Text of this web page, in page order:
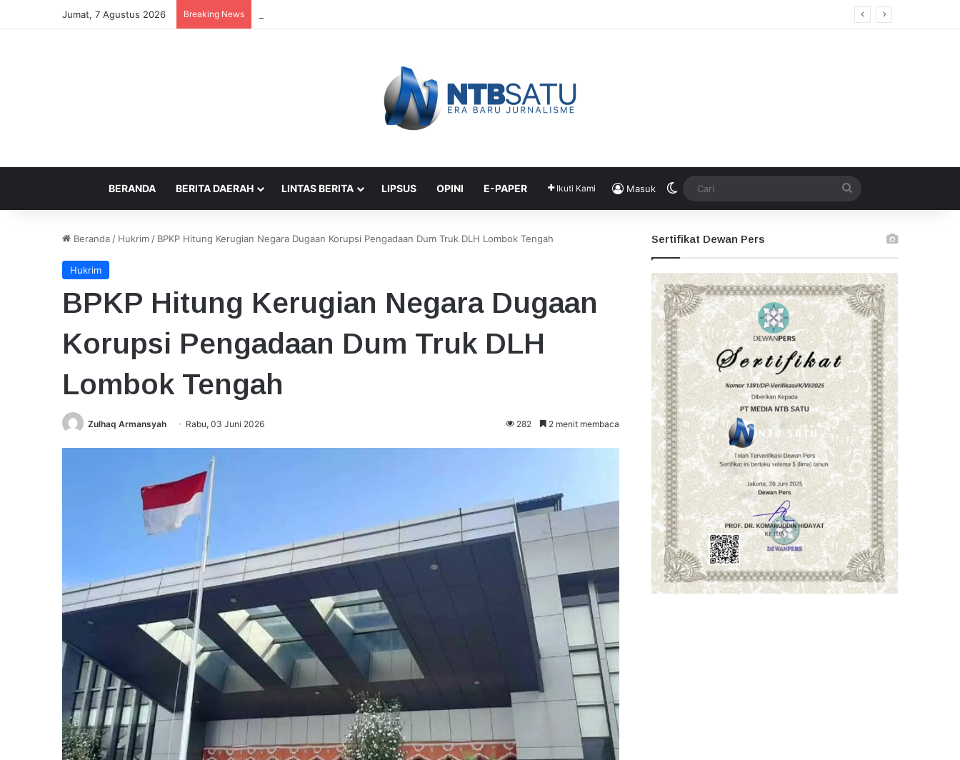
Jumat, 7 Agustus 2026 Breaking News
BERANDA BERITA DAERAH LINTAS BERITA LIPSUS OPINI E-PAPER Ikuti Kami Masuk Switch skin
Beranda / Hukrim / BPKP Hitung Kerugian Negara Dugaan Korupsi Pengadaan Dum Truk DLH Lombok Tengah
Hukrim
BPKP Hitung Kerugian Negara Dugaan
Korupsi Pengadaan Dum Truk DLH
Lombok Tengah
Zulhaq Armansyah Rabu, 03 Juni 2026 282 2 menit membaca
Sertifikat Dewan Pers